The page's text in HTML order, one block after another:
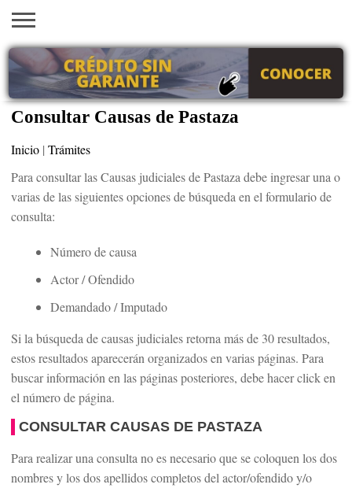
INICIO
AYUDAS
ECONÓMICAS
VACANTES
EN EEUU
SACA
TU
VISA
EMPLEOS
TRÁMITES
PRÉSTAMOS
CURSOS
HOGAR
BELLEZA
Consultar Causas de Pastaza
Inicio | Trámites
Para consultar las Causas judiciales de Pastaza debe ingresar una o
varias de las siguientes opciones de búsqueda en el formulario de
consulta:
Número de causa
Actor / Ofendido
Demandado / Imputado
Si la búsqueda de causas judiciales retorna más de 30 resultados,
estos resultados aparecerán organizados en varias páginas. Para
buscar información en las páginas posteriores, debe hacer click en
el número de página.
CONSULTAR CAUSAS DE PASTAZA
Para realizar una consulta no es necesario que se coloquen los dos
nombres y los dos apellidos completos del actor/ofendido y/o